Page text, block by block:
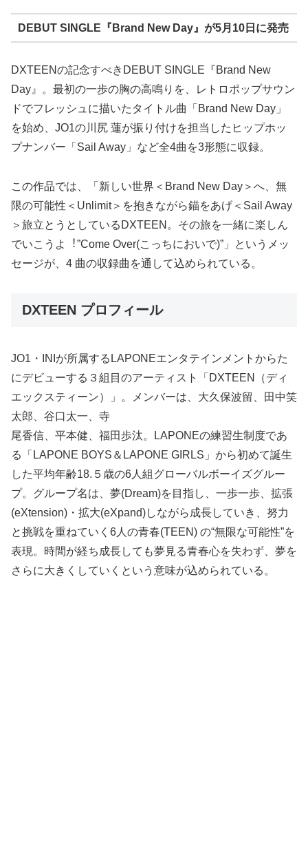
DEBUT SINGLE『Brand New Day』が5⽉10⽇に発売
DXTEENの記念すべきDEBUT SINGLE『Brand New
Day』。最初の⼀歩の胸の⾼鳴りを、レトロポップサウン
ドでフレッシュに描いたタイトル曲「Brand New Day」
を始め、JO1の川尻 蓮が振り付けを担当したヒップホッ
プナンバー「Sail Away」など全4曲を3形態に収録。
この作品では、「新しい世界＜Brand New Day＞へ、無
限の可能性＜Unlimit＞を抱きながら錨をあげ＜Sail Away
＞旅⽴とうとしているDXTEEN。その旅を⼀緒に楽しん
でいこうよ︕”Come Over(こっちにおいで)”」というメッ
セージが、4 曲の収録曲を通して込められている。
DXTEEN プロフィール
JO1・INIが所属するLAPONEエンタテインメントからた
にデビューする３組⽬のアーティスト「DXTEEN（ディ
エックスティーン）」。メンバーは、⼤久保波留、⽥中笑
太郎、⾕⼝太⼀、寺
尾⾹信、平本健、福⽥歩汰。LAPONEの練習⽣制度であ
る「LAPONE BOYS＆LAPONE GIRLS」から初めて誕⽣
した平均年齢18.５歳の6⼈組グローバルボーイズグルー
プ。グループ名は、夢(Dream)を⽬指し、⼀歩⼀歩、拡張
(eXtension)・拡⼤(eXpand)しながら成⻑していき、努⼒
と挑戦を重ねていく6⼈の⻘春(TEEN) の“無限な可能性”を
表現。時間が経ち成⻑しても夢⾒る⻘春⼼を失わず、夢を
さらに⼤きくしていくという意味が込められている。